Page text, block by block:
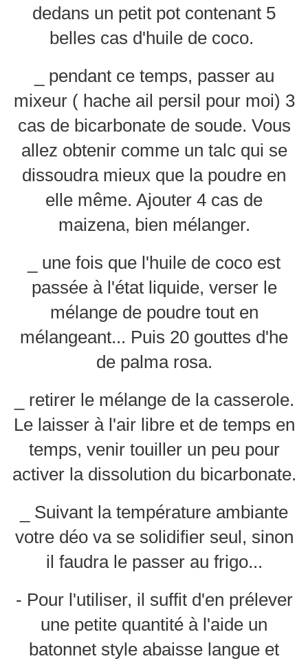
dedans un petit pot contenant 5
belles cas d'huile de coco.
_ pendant ce temps, passer au
mixeur ( hache ail persil pour moi) 3
cas de bicarbonate de soude. Vous
allez obtenir comme un talc qui se
dissoudra mieux que la poudre en
elle même. Ajouter 4 cas de
maizena, bien mélanger.
_ une fois que l'huile de coco est
passée à l'état liquide, verser le
mélange de poudre tout en
mélangeant... Puis 20 gouttes d'he
de palma rosa.
_ retirer le mélange de la casserole.
Le laisser à l'air libre et de temps en
temps, venir touiller un peu pour
activer la dissolution du bicarbonate.
_ Suivant la température ambiante
votre déo va se solidifier seul, sinon
il faudra le passer au frigo...
- Pour l'utiliser, il suffit d'en prélever
une petite quantité à l'aide un
batonnet style abaisse langue et